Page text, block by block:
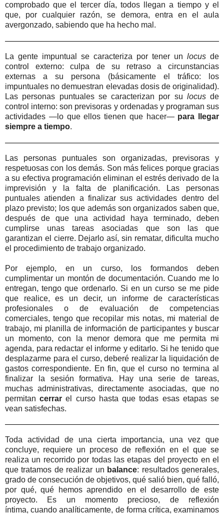
comprobado que el tercer día, todos llegan a tiempo y el
que, por cualquier razón, se demora, entra en el aula
avergonzado, sabiendo que ha hecho mal.
La gente impuntual se caracteriza por tener un locus de
control externo: culpa de su retraso a circunstancias
externas a su persona (básicamente el tráfico: los
impuntuales no demuestran elevadas dosis de originalidad).
Las personas puntuales se caracterizan por su locusde
control interno: son previsoras y ordenadas y programan sus
actividades —lo que ellos tienen que hacer— para llegar
siempre a tiempo.
Las personas puntuales son organizadas, previsoras y
respetuosas con los demás. Son más felices porque gracias
a su efectiva programación eliminan el estrés derivado de la
imprevisión y la falta de planificación. Las personas
puntuales atienden a finalizar sus actividades dentro del
plazo previsto; los que además son organizados saben que,
después de que una actividad haya terminado, deben
cumplirse unas tareas asociadas que son las que
garantizan el cierre. Dejarlo así, sin rematar, dificulta mucho
el procedimiento de trabajo organizado.
Por ejemplo, en un curso, los formandos deben
cumplimentar un montón de documentación. Cuando me lo
entregan, tengo que ordenarlo. Si en un curso se me pide
que realice, es un decir, un informe de características
profesionales o de evaluación de competencias
comerciales, tengo que recopilar mis notas, mi material de
trabajo, mi planilla de información de participantes y buscar
un momento, con la menor demora que me permita mi
agenda, para redactar el informe y editarlo. Si he tenido que
desplazarme para el curso, deberé realizar la liquidación de
gastos correspondiente. En fin, que el curso no termina al
finalizar la sesión formativa. Hay una serie de tareas,
muchas administrativas, directamente asociadas, que no
permitancerrarel curso hasta que todas esas etapas se
vean satisfechas.
Toda actividad de una cierta importancia, una vez que
concluye, requiere un proceso de reflexión en el que se
realiza un recorrido por todas las etapas del proyecto en el
que tratamos de realizar un balance: resultados generales,
grado de consecución de objetivos, qué salió bien, qué falló,
por qué, qué hemos aprendido en el desarrollo de este
proyecto. Es un momento precioso, de reflexión
íntima, cuando analíticamente, de forma crítica, examinamos